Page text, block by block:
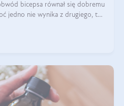
bicepsa równał się dobremu
jedno nie wynika z drugiego, to